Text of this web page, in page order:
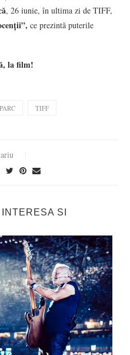
, 26 iunie, în ultima zi de TIFF,
ce prezintă puterile
la film!
TIFF
SI